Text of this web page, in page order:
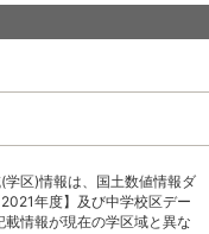
区)情報は、国土数値情報ダ
年度】及び中学校区デー
情報が現在の学区域と異な